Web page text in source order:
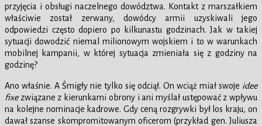
przyjęcia i obsługi naczelnego dowództwa. Kontakt z marszałkiem
właściwie został zerwany, dowódcy armii uzyskiwali jego
odpowiedzi często dopiero po kilkunastu godzinach. Jak w takiej
sytuacji dowodzić niemal milionowym wojskiem i to w warunkach
mobilnej kampanii, w której sytuacja zmieniała się z godziny na
godzinę?
Ano właśnie. A Śmigły nie tylko się odciął. On wciąż miał swoje idee
fixezwiązane z kierunkami obrony i ani myślał ustępować z wpływu
na kolejne nominacje kadrowe. Gdy ceną rozgrywki był los kraju, on
dawał szanse skompromitowanym oficerom (przykład gen. Juliusza